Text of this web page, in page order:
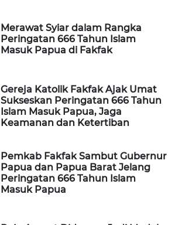
Merawat Syiar dalam Rangka
Peringatan 666 Tahun Islam
Masuk Papua di Fakfak
Gereja Katolik Fakfak Ajak Umat
Sukseskan Peringatan 666 Tahun
Islam Masuk Papua, Jaga
Keamanan dan Ketertiban
Pemkab Fakfak Sambut Gubernur
Papua dan Papua Barat Jelang
Peringatan 666 Tahun Islam
Masuk Papua